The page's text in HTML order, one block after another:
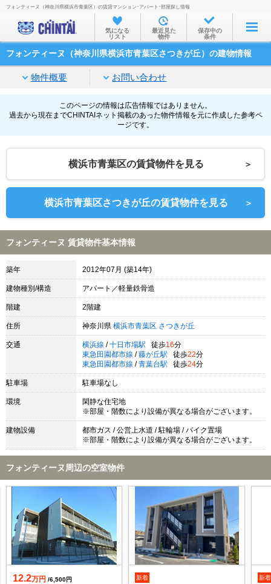
お部屋を探す
沿線・駅から
家賃相場から
通勤通学時間から
物件特集から
不動産会社から
TOP
フォンティーヌ（神奈川県横浜市青葉区）の賃貸マンション･アパート･部屋探し情報
気になる
リスト
最近見た
物件
保存中の
条件
フォンティーヌ（神奈川県横浜市青葉区さつきが丘）の建物情報
物件概要 お問い合わせ
このページの情報は広告情報ではありません。
過去から現在までCHINTAIネット掲載のあった物件情報を元に作成した参考ペ
ージです。
横浜市青葉区の賃貸物件を見る ＞
横浜市青葉区さつきが丘の賃貸物件を見る ＞
フォンティーヌ 賃貸物件基本情報
築年 2012年07月 (築14年)
建物種別/構造 アパート／軽量鉄骨造
階建 2階建
住所 神奈川県 横浜市青葉区 さつきが丘
交通 横浜線 / 十日市場駅 徒歩16分
東急田園都市線 / 藤が丘駅 徒歩22分
東急田園都市線 / 青葉台駅 徒歩24分
駐車場 駐車場なし
環境
閑静な住宅地
※部屋・階数により設備が異なる場合がございます。
建物設備
都市ガス / 公営上水道 / 駐輪場 / バイク置場
※部屋・階数により設備が異なる場合がございます。
フォンティーヌ周辺の空室物件
12.2万円 /6,500円
新着 新着